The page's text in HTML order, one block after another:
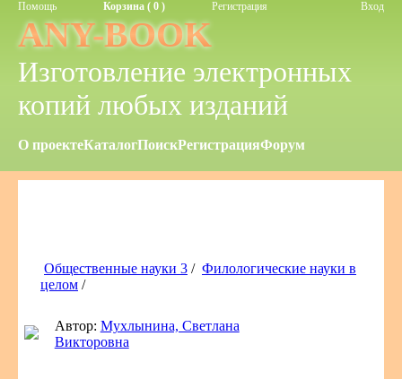
Помощь Корзина ( 0 ) Регистрация Вход
ANY-BOOK
Изготовление электронных
копий любых изданий
О проектеКаталогПоискРегистрацияФорум
Общественные науки 3 / Филологические науки в
целом /
Автор: Мухлынина, Светлана
Викторовна